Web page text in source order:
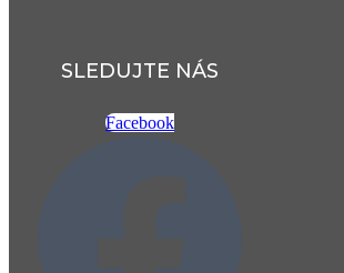
SLEDUJTE NÁS
Facebook